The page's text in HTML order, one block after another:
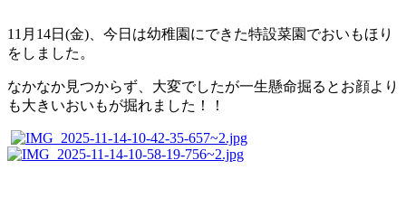
11月14日(金)、今日は幼稚園にできた特設菜園でおいもほり
をしました。
なかなか見つからず、大変でしたが一生懸命掘るとお顔より
も大きいおいもが掘れました！！